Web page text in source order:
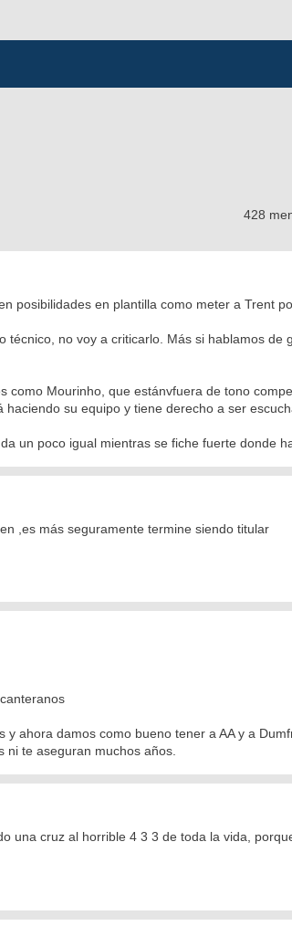
428
posibilidades en plantilla como meter a Trent
no voy a criticarlo. Más si hablamos de
como Mourinho, que estánvfuera de tono
su equipo y tiene derecho a ser
un poco igual mientras se fiche fuerte donde
,es más seguramente termine siendo titular
ahora damos como bueno tener a AA y a
ni te aseguran muchos años.
una cruz al horrible 4 3 3 de toda la vida,